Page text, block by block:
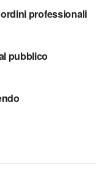
professionali
pubblico